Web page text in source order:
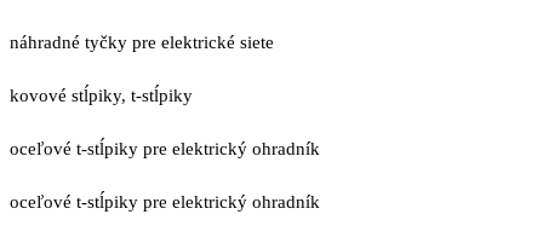
náhradné tyčky pre elektrické siete
kovové stĺpiky, t-stĺpiky
oceľové t-stĺpiky pre elektrický ohradník
oceľové t-stĺpiky pre elektrický ohradník